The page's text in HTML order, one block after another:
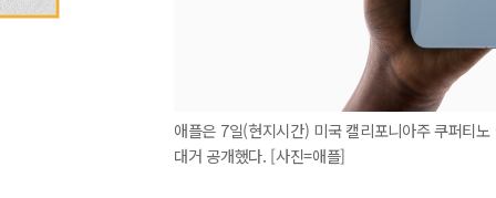
애플은 7일(현지시간) 미국 캘리포니아주 쿠퍼티
대거 공개했다. [사진=애플]